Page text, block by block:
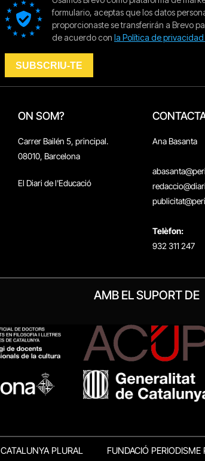
ON SOM?
Carrer Bailén 5, principal.
08010, Barcelona
El Diari de l'Educació
Ana Basanta
Telèfon:
932 311 247
AMB EL SUPORT DE
CATALUNYA PLURAL FUNDACIÓ PERIODISME